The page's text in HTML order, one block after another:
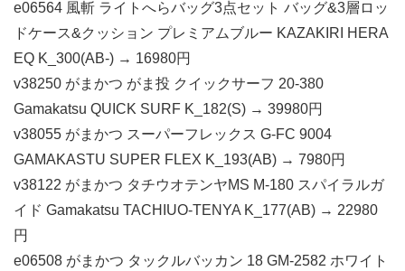
e06564 風斬 ライトへらバッグ3点セット バッグ&3層ロッ
ドケース&クッション プレミアムブルー KAZAKIRI HERA
EQ K_300(AB-) → 16980円
v38250 がまかつ がま投 クイックサーフ 20-380
Gamakatsu QUICK SURF K_182(S) → 39980円
v38055 がまかつ スーパーフレックス G-FC 9004
GAMAKASTU SUPER FLEX K_193(AB) → 7980円
v38122 がまかつ タチウオテンヤMS M-180 スパイラルガ
イド Gamakatsu TACHIUO-TENYA K_177(AB) → 22980
円
e06508 がまかつ タックルバッカン 18 GM-2582 ホワイト